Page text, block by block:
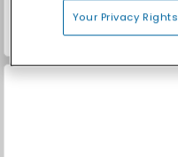
World War 2 Shooter
Your Privacy Rights